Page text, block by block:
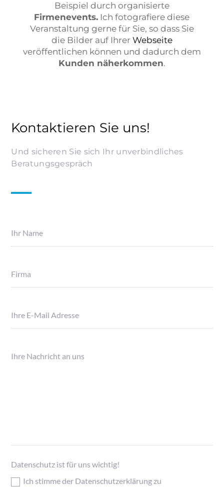
Beispiel durch organisierte
Firmenevents. Ich fotografiere diese
Veranstaltung gerne für Sie, so dass Sie
die Bilder auf Ihrer Webseite
veröffentlichen können und dadurch dem
Kunden näherkommen.
Kontaktieren Sie uns!
Und sicheren Sie sich Ihr unverbindliches
Beratungsgespräch
Ihr Name
Firma
Ihre E-Mail Adresse
Ihre Nachricht an uns
Datenschutz ist für uns wichtig!
Ich stimme der Datenschutzerklärung zu